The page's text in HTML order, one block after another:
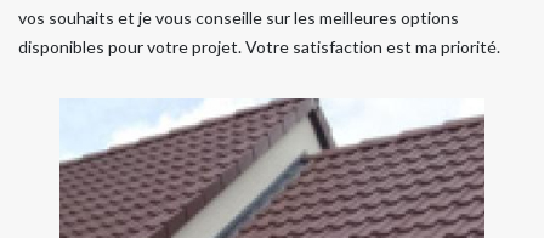
vos souhaits et je vous conseille sur les meilleures options
disponibles pour votre projet. Votre satisfaction est ma priorité.